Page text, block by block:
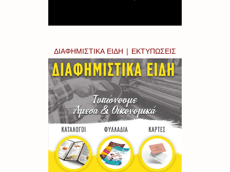
ΔΙΑΦΗΜΙΣΤΙΚΑ ΕΙΔΗ | ΕΚΤΥΠΩΣΕΙΣ